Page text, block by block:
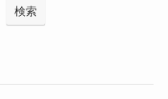
検索